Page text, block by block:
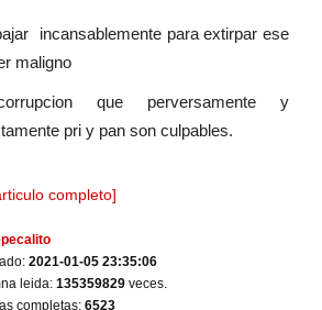
incansablemente para extirpar ese
maligno
que perversamente y
pri y pan son culpables.
completo]
2021-01-05 23:35:06
leida: 135359829veces.
completas: 6523